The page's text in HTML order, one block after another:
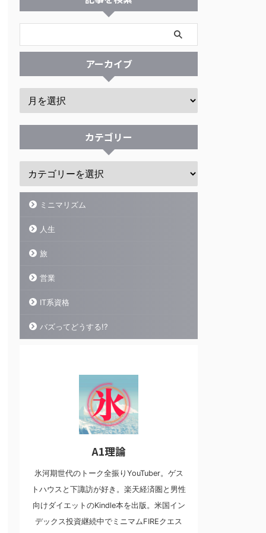
アーカイブ
カテゴリー
ミニマリズム
人生
旅
営業
IT系資格
バズってどうする!?
A1理論
氷河期世代のトーク全振りYouTuber。ゲス
トハウスと下諏訪が好き。楽天経済圏と男性
向けダイエットのKindle本を出版。米国イン
デックス投資継続中でミニマムFIREクエス